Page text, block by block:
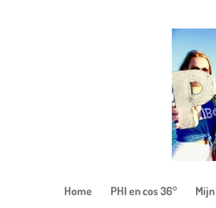
Home PHI en cos 36°